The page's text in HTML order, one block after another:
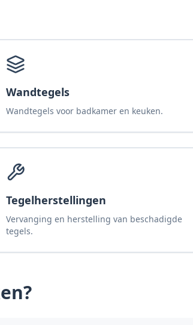
Wandtegels
Wandtegels voor badkamer en keuken.
Tegelherstellingen
Vervanging en herstelling van beschadigde
tegels.
?